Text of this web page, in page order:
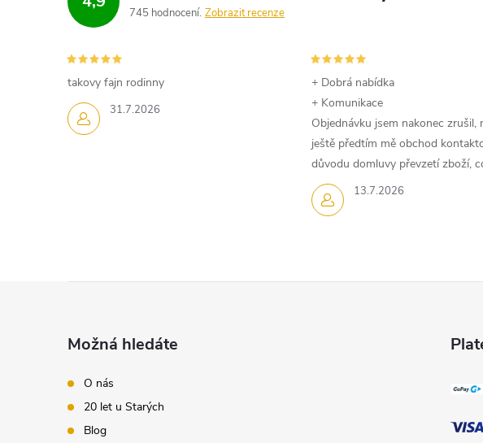
745 hodnocení Zobrazit recenze
31.7.2026
takovy fajn rodinny
13.7.2026
+ Dobrá nabídka
+ Komunikace
Objednávku jsem nakonec zrušil,
ještě předtím mě obchod
důvodu domluvy převzetí zboží,
Možná hledáte
O nás
20 let u Starých
Blog